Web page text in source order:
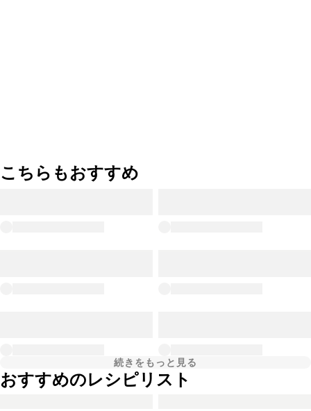
こちらもおすすめ
続きをもっと見る
おすすめのレシピリスト